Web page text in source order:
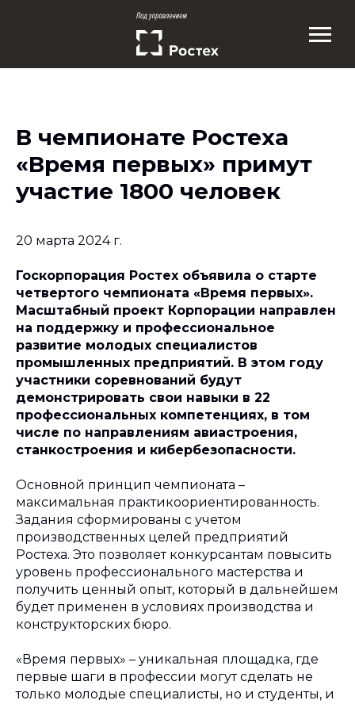
В чемпионате Ростеха
«Время первых» примут
участие 1800 человек
20 марта 2024 г.
Госкорпорация Ростех объявила о старте
четвертого чемпионата «Время первых».
Масштабный проект Корпорации направлен
на поддержку и профессиональное
развитие молодых специалистов
промышленных предприятий. В этом году
участники соревнований будут
демонстрировать свои навыки в 22
профессиональных компетенциях, в том
числе по направлениям авиастроения,
станкостроения и кибербезопасности.
Основной принцип чемпионата –
максимальная практикоориентированность.
Задания сформированы с учетом
производственных целей предприятий
Ростеха. Это позволяет конкурсантам повысить
уровень профессионального мастерства и
получить ценный опыт, который в дальнейшем
будет применен в условиях производства и
конструкторских бюро.
«Время первых» – уникальная площадка, где
первые шаги в профессии могут сделать не
только молодые специалисты, но и студенты, и